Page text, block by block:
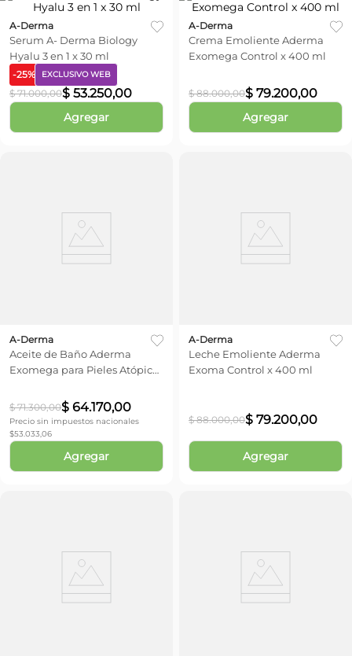
A-Derma
Serum A- Derma Biology
Hyalu 3 en 1 x 30 ml
-25% EXCLUSIVO WEB
$ 71.000,00$ 53.250,00
Agregar
A-Derma
Crema Emoliente Aderma
Exomega Control x 400 ml
$ 88.000,00$ 79.200,00
Agregar
A-Derma
Aceite de Baño Aderma
Exomega para Pieles Atópicas
$ 71.300,00$ 64.170,00
Precio sin impuestos nacionales
$53.033,06
Agregar
A-Derma
Leche Emoliente Aderma
Exoma Control x 400 ml
$ 88.000,00$ 79.200,00
Agregar